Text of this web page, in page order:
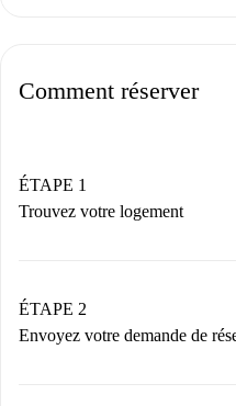
Comment réserver
ÉTAPE 1
Trouvez votre logement
Vous disposez à
nécessaires.
ÉTAPE 2
Envoyez votre demande de